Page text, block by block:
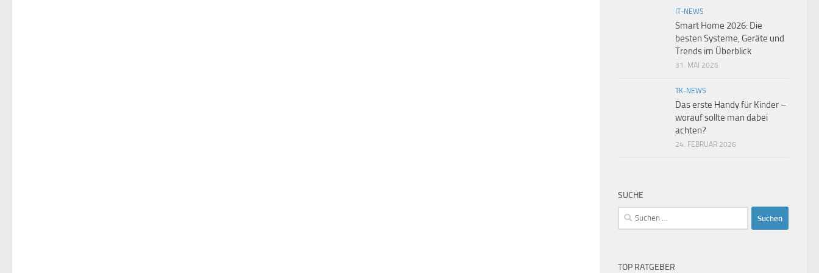
IT-NEWS
Smart Home 2026: Die
besten Systeme, Geräte und
Trends im Überblick
31. MAI 2026
TK-NEWS
Das erste Handy für Kinder –
worauf sollte man dabei
achten?
24. FEBRUAR 2026
SUCHE
Suchen
nach:
TOP RATGEBER